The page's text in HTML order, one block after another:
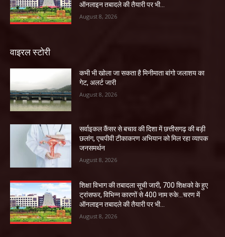
ऑनलाइन तबादले की तैयारी पर भी...
August 8, 2026
वाइरल स्टोरी
कभी भी खोला जा सकता है मिनीमाता बांगो जलाशय का
गेट, अलर्ट जारी
August 8, 2026
सर्वाइकल कैंसर से बचाव की दिशा में छत्तीसगढ़ की बड़ी
छलांग, एचपीवी टीकाकरण अभियान को मिल रहा व्यापक
जनसमर्थन
August 8, 2026
शिक्षा विभाग की तबादला सूची जारी, 700 शिक्षको के हुए
ट्रांसफर, विभिन्न कारणों से 400 नाम रुके…चरण में
ऑनलाइन तबादले की तैयारी पर भी...
August 8, 2026